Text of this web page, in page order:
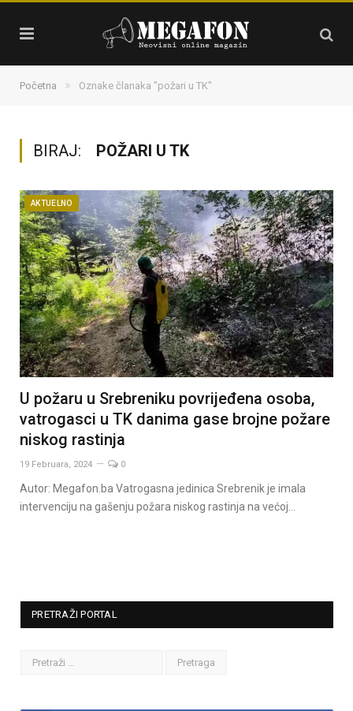
Početna » Oznake članaka "požari u TK"
BIRAJ: POŽARI U TK
AKTUELNO
U požaru u Srebreniku povrijeđena osoba,
vatrogasci u TK danima gase brojne požare
niskog rastinja
19 Februara, 2024 0
Autor: Megafon.ba Vatrogasna jedinica Srebrenik je imala
intervenciju na gašenju požara niskog rastinja na većoj…
PRETRAŽI PORTAL